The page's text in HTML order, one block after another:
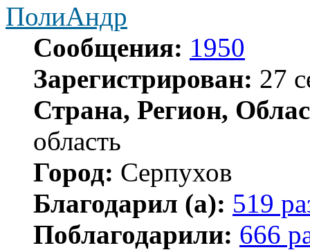
ПолиАндр
Сообщения: 1950
Зарегистрирован: 27
Страна, Регион,
область
Город: Серпухов
Благодарил (а): 519
Поблагодарили: 666